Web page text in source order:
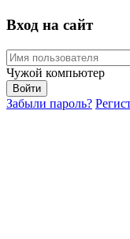
Вход на сайт
Чужой компьютер
Забыли пароль?